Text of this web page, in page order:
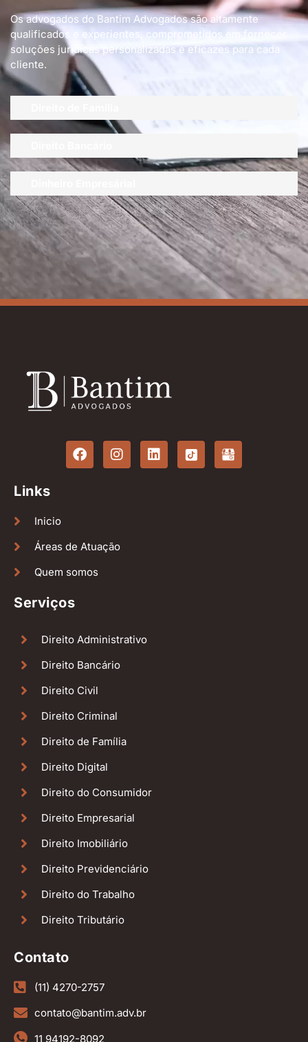
Os advogados do Bantim Advogados são altamente
qualificados e experientes, comprometidos em fornecer
soluções jurídicas personalizadas e eficazes para cada
cliente.
Links
Inicio
Áreas de Atuação
Quem somos
Serviços
Direito Administrativo
Direito Bancário
Direito Civil
Direito Criminal
Direito de Família
Direito Digital
Direito do Consumidor
Direito Empresarial
Direito Imobiliário
Direito Previdenciário
Direito do Trabalho
Direito Tributário
Contato
(11) 4270-2757
contato@bantim.adv.br
11 94192-8092